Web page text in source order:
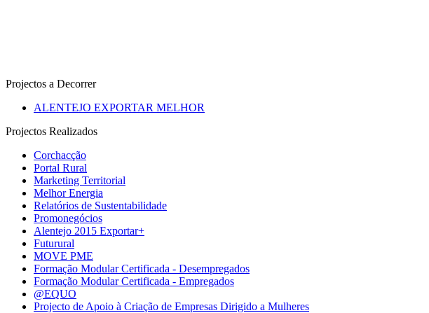
Projectos a Decorrer
ALENTEJO EXPORTAR MELHOR
Projectos Realizados
Corchacção
Portal Rural
Marketing Territorial
Melhor Energia
Relatórios de Sustentabilidade
Promonegócios
Alentejo 2015 Exportar+
Futurural
MOVE PME
Formação Modular Certificada - Desempregados
Formação Modular Certificada - Empregados
@EQUO
Projecto de Apoio à Criação de Empresas Dirigido a Mulheres